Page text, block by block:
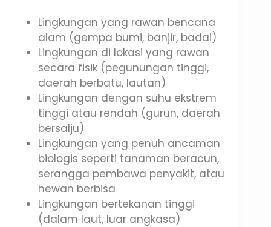
Lingkungan yang rawan bencana
alam (gempa bumi, banjir, badai)
Lingkungan di lokasi yang rawan
secara fisik (pegunungan tinggi,
daerah berbatu, lautan)
Lingkungan dengan suhu ekstrem
tinggi atau rendah (gurun, daerah
bersalju)
Lingkungan yang penuh ancaman
biologis seperti tanaman beracun,
serangga pembawa penyakit, atau
hewan berbisa
Lingkungan bertekanan tinggi
(dalam laut, luar angkasa)